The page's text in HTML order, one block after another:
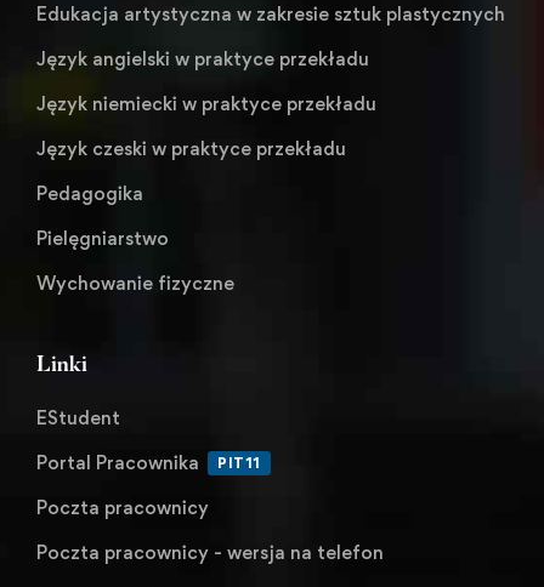
Edukacja artystyczna w zakresie sztuk plastycznych
Język angielski w praktyce przekładu
Język niemiecki w praktyce przekładu
Język czeski w praktyce przekładu
Pedagogika
Pielęgniarstwo
Wychowanie fizyczne
Linki
EStudent
Portal Pracownika
PIT11
Poczta pracownicy
Poczta pracownicy - wersja na telefon